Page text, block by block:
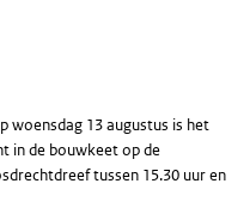
woensdag 13 augustus is het
in de bouwkeet op de
tussen 15.30 uur en